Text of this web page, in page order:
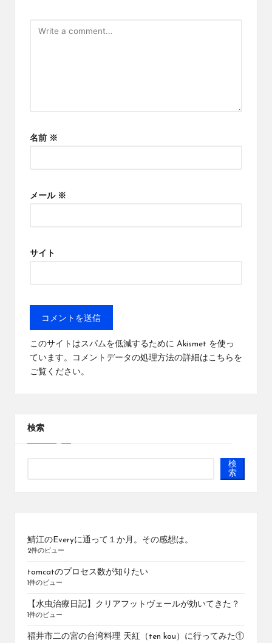
名前 ※
メール ※
サイト
このサイトはスパムを低減するために Akismet を使っ
ています。
コメントデータの処理方法の詳細はこちらを
ご覧ください。
検索
検
索
鯖江のEveryに通って１か月。その感想は。
2件のビュー
tomcatのプロセス数が知りたい
1件のビュー
【水虫治療日記】クリアフットヴェールが効いてきた？
1件のビュー
福井市二の宮の台湾料理 天紅（ten kou）に行ってみた①